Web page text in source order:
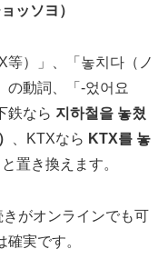
ッソヨ）
等）」、「놓치다（ノ
の動詞、「-었어요
鉄なら 지하철을 놓쳤
、KTXなら KTX를 놓
と置き換えます。
がオンラインでも可
実です。